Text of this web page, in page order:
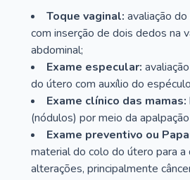
Toque vaginal: avaliação
com inserção de dois dedos na
abdominal;
Exame especular:
do útero com auxílio do
Exame clínico das mamas:
(nódulos) por meio da
Exame preventivo ou
material do colo do útero para a
alterações, principalmente